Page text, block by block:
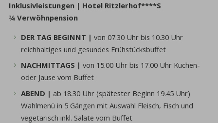
Inklusivleistungen | Hotel Ritzlerhof****S
¾ Verwöhnpension
DER TAG BEGINNT | von 07.30 Uhr bis 10.30 Uhr
reichhaltiges und gesundes Frühstücksbuffet
NACHMITTAGS | von 15.00 Uhr bis 17.00 Uhr Kuchen-
oder Jause vom Buffet
ABEND | ab 18.30 Uhr (spätester Beginn 19.45 Uhr)
Wahlmenü in 5 Gängen mit Auswahl Fleisch, Fisch und
vegetarisch inkl. Salate vom Buffet